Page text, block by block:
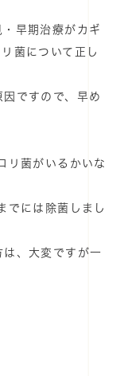
早期治療がカギ
菌について正し
ですので、早め
リ菌がいるかいな
でには除菌しまし
は、大変ですが一